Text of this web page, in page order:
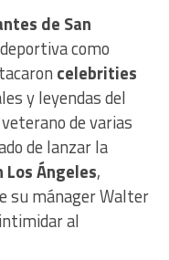
de San
como
celebrities
y leyendas del
de varias
de lanzar la
Ángeles,
su mánager Walter
al